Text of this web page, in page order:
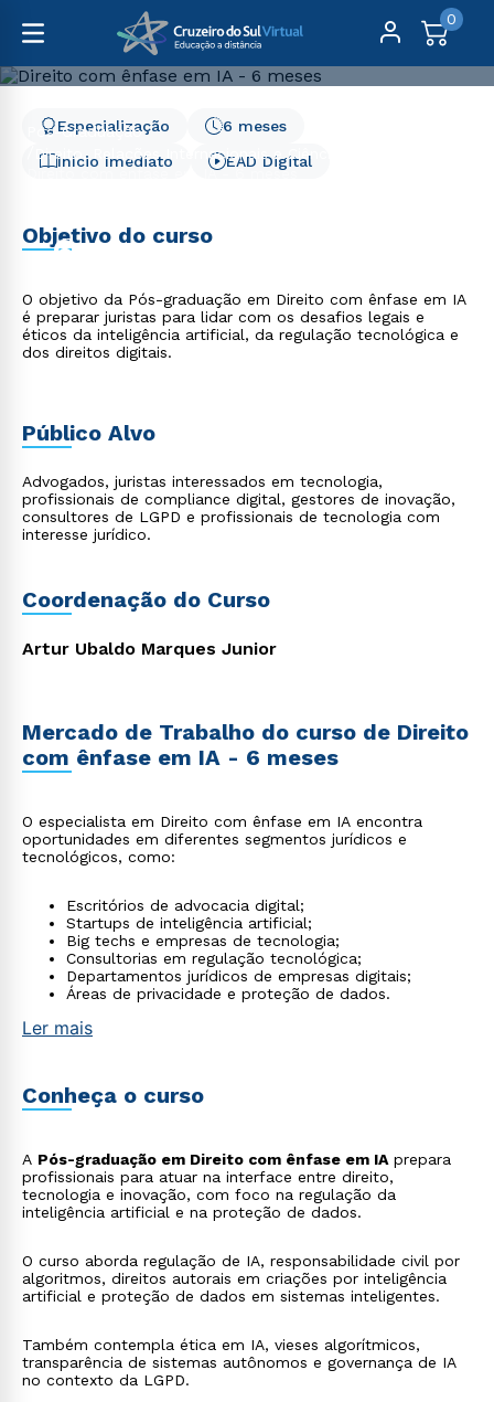
0
Pós-Graduação
Direito, Relações Internacionais e Ciência Política
Direito com ênfase em IA - 6 meses
- 6 meses
Início Imediato
6 meses
Especialização
EAD Digital
Objetivo do curso
O objetivo da Pós-graduação em Direito com ênfase em IA
é preparar juristas para lidar com os desafios legais e
éticos da inteligência artificial, da regulação tecnológica e
dos direitos digitais.
Público Alvo
Advogados, juristas interessados em tecnologia,
profissionais de compliance digital, gestores de inovação,
consultores de LGPD e profissionais de tecnologia com
interesse jurídico.
Coordenação do Curso
Artur Ubaldo Marques Junior
Mercado de Trabalho do curso de Direito
com ênfase em IA - 6 meses
O especialista em Direito com ênfase em IA encontra
oportunidades em diferentes segmentos jurídicos e
tecnológicos, como:
Escritórios de advocacia digital;
Startups de inteligência artificial;
Big techs e empresas de tecnologia;
Consultorias em regulação tecnológica;
Departamentos jurídicos de empresas digitais;
Áreas de privacidade e proteção de dados.
Ler mais
Conheça o curso
A Pós-graduação em Direito com ênfase em IA prepara
profissionais para atuar na interface entre direito,
tecnologia e inovação, com foco na regulação da
inteligência artificial e na proteção de dados.
O curso aborda regulação de IA, responsabilidade civil por
algoritmos, direitos autorais em criações por inteligência
artificial e proteção de dados em sistemas inteligentes.
Também contempla ética em IA, vieses algorítmicos,
transparência de sistemas autônomos e governança de IA
no contexto da LGPD.